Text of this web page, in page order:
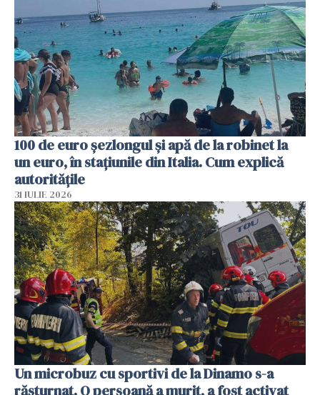
100 de euro șezlongul și apă de la robinet la
un euro, în stațiunile din Italia. Cum explică
autoritățile
31 IULIE 2026
Un microbuz cu sportivi de la Dinamo s-a
răsturnat. O persoană a murit, a fost activat